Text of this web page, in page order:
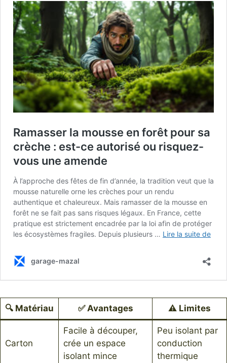
🔍 Matériau ✅ Avantages ⚠️ Limites
Carton
Facile à découper,
crée un espace
isolant mince
Peu isolant par
conduction
thermique